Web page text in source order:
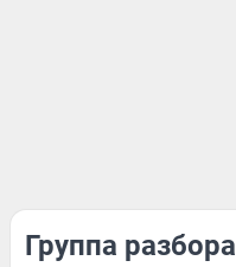
Группа разбора